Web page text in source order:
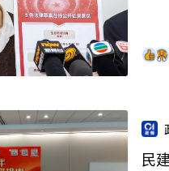
民